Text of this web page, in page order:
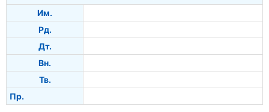
Им.
Рд.
Дт.
Вн.
Тв.
Пр.